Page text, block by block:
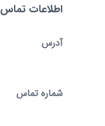
اطلاعات تماس
آدرس
شماره تماس